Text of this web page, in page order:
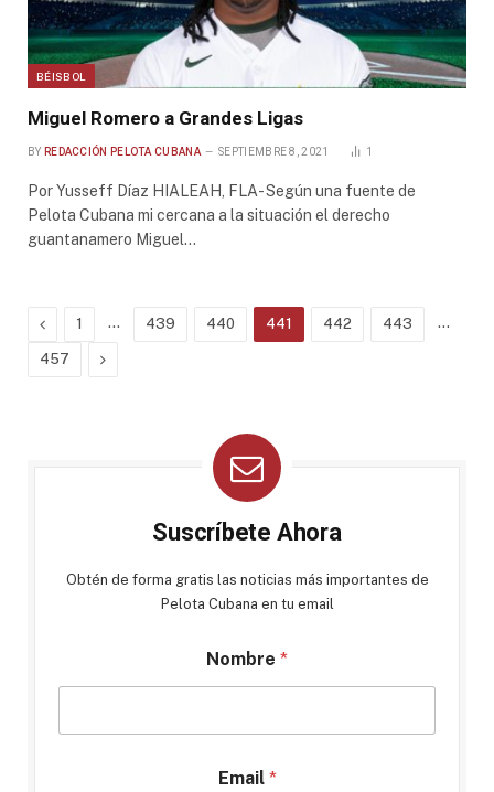
BÉISBOL
Miguel Romero a Grandes Ligas
BY REDACCIÓN PELOTA CUBANA SEPTIEMBRE 8, 2021 1
Por Yusseff Díaz HIALEAH, FLA- Según una fuente de
Pelota Cubana mi cercana a la situación el derecho
guantanamero Miguel…
Previous
1 … 439 440 441 442 443 …
457 Next
Suscríbete Ahora
Obtén de forma gratis las noticias más importantes de
Pelota Cubana en tu email
Nombre *
Email *